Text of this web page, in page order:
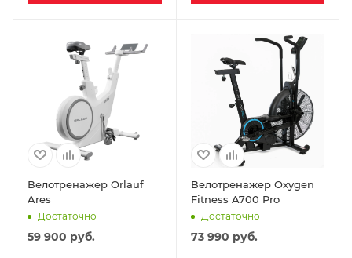
Велотренажер Orlauf
Ares
Достаточно
59 900 руб.
Велотренажер Oxygen
Fitness A700 Pro
Достаточно
73 990 руб.